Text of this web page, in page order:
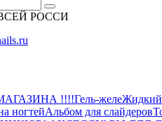
РОССИ
!!!!Гель-желеЖидкий
ногтейАльбом для слайдеров